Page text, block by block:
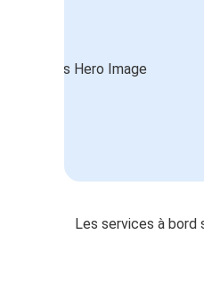
Les services à bord